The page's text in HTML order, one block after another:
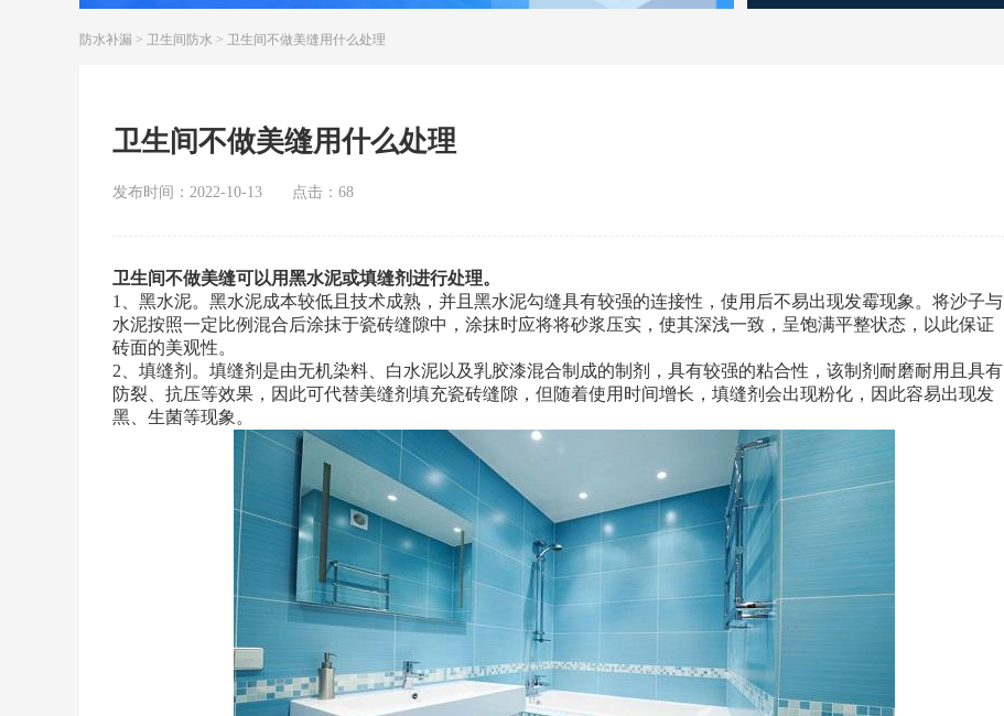
防水补漏 > 卫生间防水 > 卫生间不做美缝用什么处理
卫生间不做美缝用什么处理
发布时间：2022-10-13 点击：68
卫生间不做美缝可以用黑水泥或填缝剂进行处理。
1、黑水泥。黑水泥成本较低且技术成熟，并且黑水泥勾缝具有较强的连接性，使用后不易出现发霉现象。将沙子与
水泥按照一定比例混合后涂抹于瓷砖缝隙中，涂抹时应将将砂浆压实，使其深浅一致，呈饱满平整状态，以此保证
砖面的美观性。
2、填缝剂。填缝剂是由无机染料、白水泥以及乳胶漆混合制成的制剂，具有较强的粘合性，该制剂耐磨耐用且具有
防裂、抗压等效果，因此可代替美缝剂填充瓷砖缝隙，但随着使用时间增长，填缝剂会出现粉化，因此容易出现发
黑、生菌等现象。